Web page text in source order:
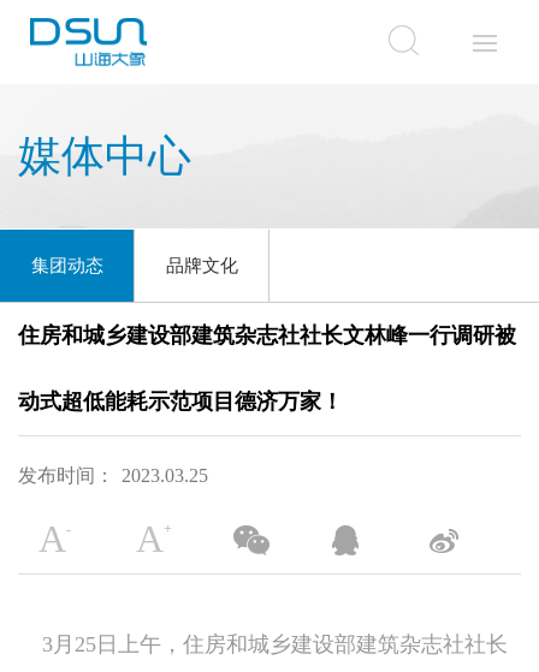
媒体中心
集团动态 品牌文化
住房和城乡建设部建筑杂志社社长文林峰一行调研被
动式超低能耗示范项目德济万家！
发布时间： 2023.03.25
A - A +
3月25日上午，住房和城乡建设部建筑杂志社社长